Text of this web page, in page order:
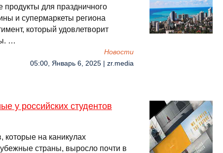
для праздничного
и супермаркеты региона
который удовлетворит
…
Новости
05:00, Январь 6, 2025 | zr.media
у российских студентов
которые на каникулах
страны, выросло почти в